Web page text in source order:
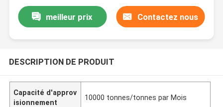
meilleur prix Contactez nous
DESCRIPTION DE PRODUIT
Capacité d'approv
isionnement
10000 tonnes/tonnes par Mois